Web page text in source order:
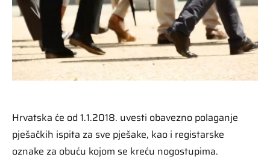
Hrvatska će od 1.1.2018. uvesti obavezno polaganje
pješačkih ispita za sve pješake, kao i registarske
oznake za obuću kojom se kreću nogostupima.